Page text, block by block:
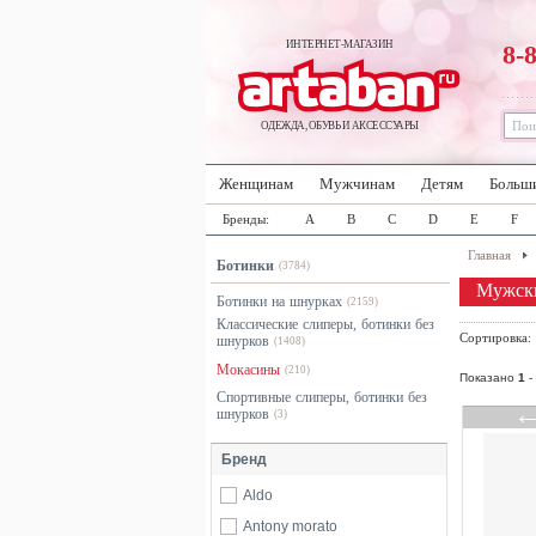
ИНТЕРНЕТ-МАГАЗИН
ОДЕЖДА, ОБУВЬ И АКСЕССУАРЫ
8-
Женщинам Мужчинам Детям
Бренды: A B C D E F
Ботинки (3784)
Ботинки на шнурках (2159)
Классические слиперы, ботинки без
шнурков (1408)
Мокасины (210)
Спортивные слиперы, ботинки без
шнурков (3)
Бренд
Aldo
Antony morato
Главная
Сортировка:
Показано 1 -